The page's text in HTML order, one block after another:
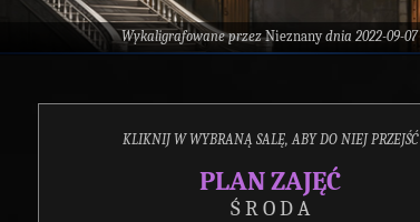
Wykaligrafowane przezNieznanydnia 2022-09-07
KLIKNIJ W WYBRANĄ SALĘ, ABY DO NIEJ PRZEJŚĆ
PLAN ZAJĘĆ
Ś R O D A